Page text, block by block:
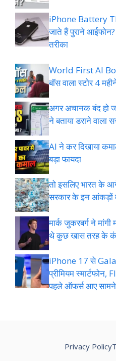
iPhone Battery
जाते हैं पुराने
तरीका
World First AI
बॉस वाला स्टोर 4
अगर अचानक बंद हो
ने बताया डराने वाला
AI ने कर दिखाया
बड़ा फायदा
तो इसलिए भारत के
सरकार के इन आंकड़ों
मार्क जुकरबर्ग ने
थे कुछ खास तरह के
iPhone 17 से
प्रीमियम
पहले ऑफर्स आए सामने
Privacy Policy